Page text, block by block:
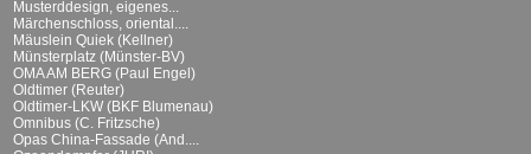
Musterddesign, eigenes...
Märchenschloss, oriental....
Mäuslein Quiek (Kellner)
Münsterplatz (Münster-BV)
OMA AM BERG (Paul Engel)
Oldtimer (Reuter)
Oldtimer-LKW (BKF Blumenau)
Omnibus (C. Fritzsche)
Opas China-Fassade (And....